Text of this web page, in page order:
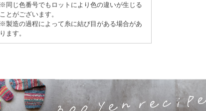
※同じ色番号でもロットにより色の違いが生じる
ことがございます。
※製造の過程によって糸に結び目がある場合があ
ります。